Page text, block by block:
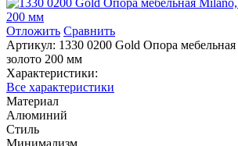
Отложить Сравнить
Артикул: 1330 0200 Gold Опора
золото 200 мм
Характеристики:
Все характеристики
Материал
Алюминий
Стиль
Минимализм